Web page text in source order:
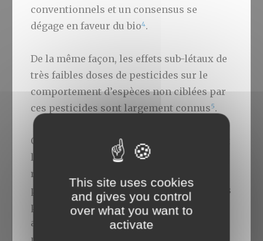
conventionnels et un consensus se
dégage en faveur du bio4.
De la même façon, les effets sub-létaux de
très faibles doses de pesticides sur le
comportement d’espèces non ciblées par
ces pesticides sont largement connus5.
Ce qu’apporte réellement cette étude, c’est
la mise en évidence, dans des conditions
réelles avec des niveaux d’exposition aux
pesticidesa priorifaibles, des mécanismes
par lesquels les oiseaux sont affectés,
avec la mise en évidence de ce qui est très
This site uses cookies
and gives you control
over what you want to
activate